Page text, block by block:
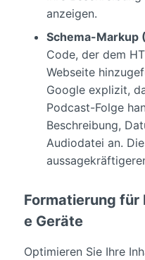
anzeigen.
Schema-Markup
Code, der dem
Webseite
Google explizit,
Podcast-Folge
Beschreibung,
Audiodatei an.
Formatierung für
e Geräte
Optimieren Sie Ihre